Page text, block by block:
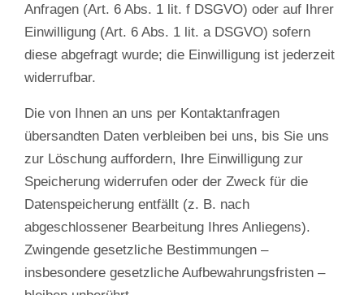
Anfragen (Art. 6 Abs. 1 lit. f DSGVO) oder auf Ihrer
Einwilligung (Art. 6 Abs. 1 lit. a DSGVO) sofern
diese abgefragt wurde; die Einwilligung ist jederzeit
widerrufbar.
Die von Ihnen an uns per Kontaktanfragen
übersandten Daten verbleiben bei uns, bis Sie uns
zur Löschung auffordern, Ihre Einwilligung zur
Speicherung widerrufen oder der Zweck für die
Datenspeicherung entfällt (z. B. nach
abgeschlossener Bearbeitung Ihres Anliegens).
Zwingende gesetzliche Bestimmungen –
insbesondere gesetzliche Aufbewahrungsfristen –